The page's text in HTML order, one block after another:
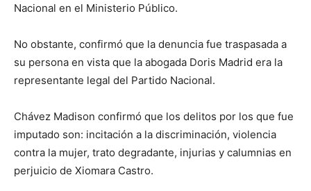
Nacional en el Ministerio Público.
No obstante, confirmó que la denuncia fue traspasada a
su persona en vista que la abogada Doris Madrid era la
representante legal del Partido Nacional.
Chávez Madison confirmó que los delitos por los que fue
imputado son: incitación a la discriminación, violencia
contra la mujer, trato degradante, injurias y calumnias en
perjuicio de Xiomara Castro.